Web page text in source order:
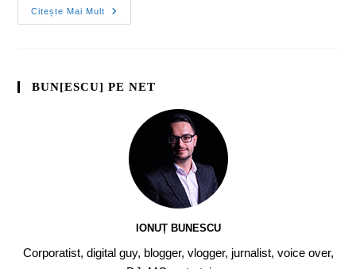
Citește Mai Mult
BUN[ESCU] PE NET
IONUȚ BUNESCU
Corporatist, digital guy, blogger, vlogger, jurnalist, voice over,